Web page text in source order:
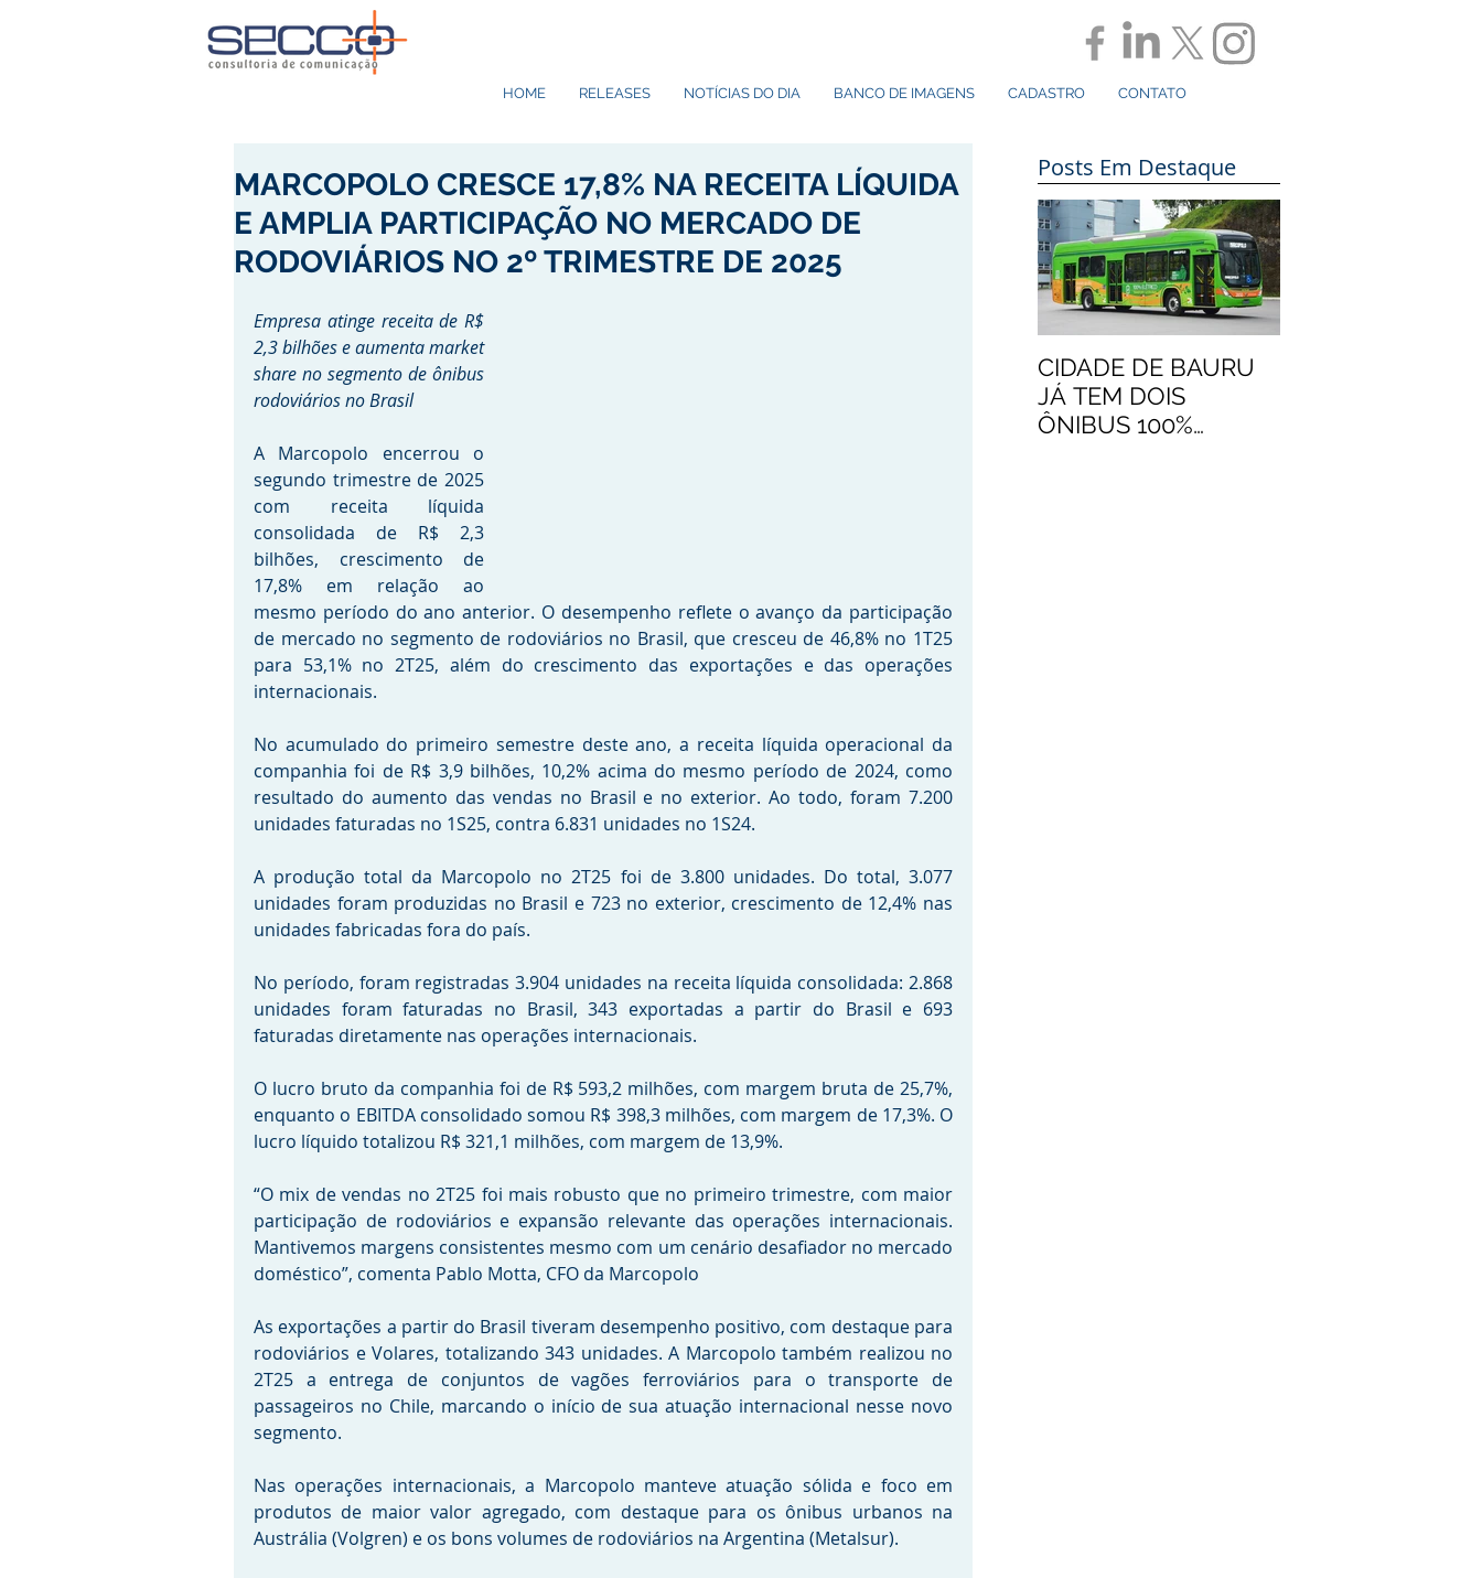
HOME RELEASES NOTÍCIAS DO DIA BANCO DE IMAGENS CADASTRO CONTATO
MARCOPOLO CRESCE 17,8% NA RECEITA LÍQUIDA
E AMPLIA PARTICIPAÇÃO NO MERCADO DE
RODOVIÁRIOS NO 2º TRIMESTRE DE 2025
Empresa atinge receita de R$
2,3 bilhões e aumenta market
share no segmento de ônibus
rodoviários no Brasil
A Marcopolo encerrou o
segundo trimestre de 2025
com receita líquida
consolidada de R$ 2,3
bilhões, crescimento de
17,8% em relação ao
mesmo período do ano anterior. O desempenho reflete o avanço da participação
de mercado no segmento de rodoviários no Brasil, que cresceu de 46,8% no 1T25
para 53,1% no 2T25, além do crescimento das exportações e das operações
internacionais.
No acumulado do primeiro semestre deste ano, a receita líquida operacional da
companhia foi de R$ 3,9 bilhões, 10,2% acima do mesmo período de 2024, como
resultado do aumento das vendas no Brasil e no exterior. Ao todo, foram 7.200
unidades faturadas no 1S25, contra 6.831 unidades no 1S24.
A produção total da Marcopolo no 2T25 foi de 3.800 unidades. Do total, 3.077
unidades foram produzidas no Brasil e 723 no exterior, crescimento de 12,4% nas
unidades fabricadas fora do país.
No período, foram registradas 3.904 unidades na receita líquida consolidada: 2.868
unidades foram faturadas no Brasil, 343 exportadas a partir do Brasil e 693
faturadas diretamente nas operações internacionais.
O lucro bruto da companhia foi de R$ 593,2 milhões, com margem bruta de 25,7%,
enquanto o EBITDA consolidado somou R$ 398,3 milhões, com margem de 17,3%. O
lucro líquido totalizou R$ 321,1 milhões, com margem de 13,9%.
“O mix de vendas no 2T25 foi mais robusto que no primeiro trimestre, com maior
participação de rodoviários e expansão relevante das operações internacionais.
Mantivemos margens consistentes mesmo com um cenário desafiador no mercado
doméstico”, comenta Pablo Motta, CFO da Marcopolo
As exportações a partir do Brasil tiveram desempenho positivo, com destaque para
rodoviários e Volares, totalizando 343 unidades. A Marcopolo também realizou no
2T25 a entrega de conjuntos de vagões ferroviários para o transporte de
passageiros no Chile, marcando o início de sua atuação internacional nesse novo
segmento.
Nas operações internacionais, a Marcopolo manteve atuação sólida e foco em
produtos de maior valor agregado, com destaque para os ônibus urbanos na
Austrália (Volgren) e os bons volumes de rodoviários na Argentina (Metalsur).
Posts Em Destaque
CIDADE DE BAURU
JÁ TEM DOIS
ÔNIBUS 100%